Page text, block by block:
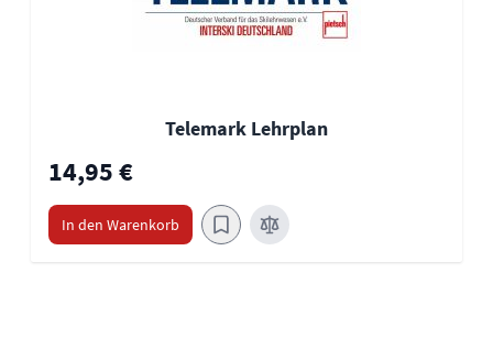
Telemark Lehrplan
14,95 €
In den Warenkorb